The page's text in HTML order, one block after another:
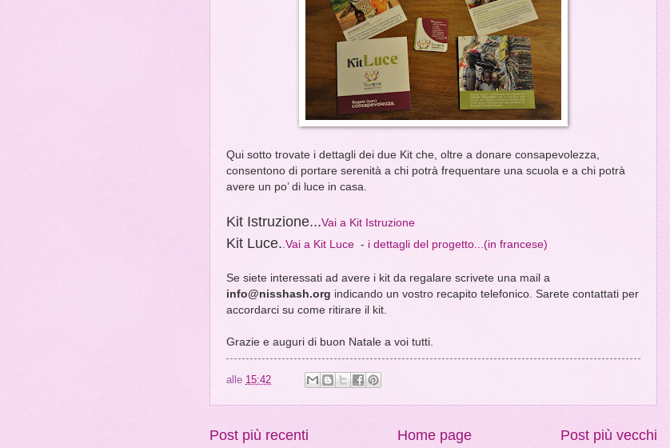
Qui sotto trovate i dettagli dei due Kit che, oltre a donare consapevolezza,
consentono di portare serenità a chi potrà frequentare una scuola e a chi potrà
avere un po’ di luce in casa.
Kit Istruzione...Vai a Kit Istruzione
Kit Luce. Vai a Kit Luce - i dettagli del progetto...(in francese)
Se siete interessati ad avere i kit da regalare scrivete una mail a
info@nisshash.org indicando un vostro recapito telefonico. Sarete contattati per
accordarci su come ritirare il kit.
Grazie e auguri di buon Natale a voi tutti.
alle 15:42
Post più recenti Post più vecchi
Home page